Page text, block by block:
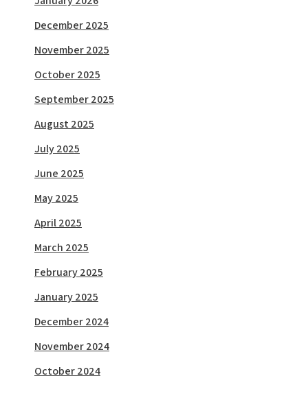
December 2025
November 2025
October 2025
September 2025
August 2025
July 2025
June 2025
May 2025
April 2025
March 2025
February 2025
January 2025
December 2024
November 2024
October 2024